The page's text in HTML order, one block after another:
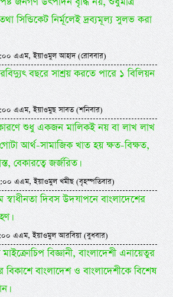
সিন্ডিকেট নির্মূলেই দ্রব্যমূল্য সুলভ করা
এএম, ইয়াওমুল আহাদ (রোববার)
বছরে সাশ্রয় করতে পারে ১ বিলিয়ন
এএম, ইয়াওমুছ সাবত (শনিবার)
শুধু একজন মালিকই নয় বা লাখ লাখ
আর্থ-সামাজিক খাত হয় ক্ষত-বিক্ষত,
বেকারত্বে জর্জরিত।
এএম, ইয়াওমুল খমীছ (বৃহস্পতিবার)
স্বাধীনতা দিবস উদযাপনে বাংলাদেশের
এএম, ইয়াওমুল আরবিয়া (বুধবার)
মাইক্রোচিপ বিজ্ঞানী, বাংলাদেশী এনায়েতুর
বাংলাদেশ ও বাংলাদেশীকে বিশেষ